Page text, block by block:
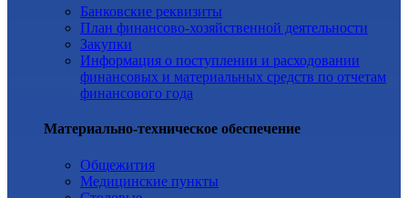
Банковские реквизиты
План финансово-хозяйственной деятельности
Закупки
Информация о поступлении и расходовании
финансовых и материальных средств по отчетам
финансового года
Материально-техническое обеспечение
Общежития
Медицинские пункты